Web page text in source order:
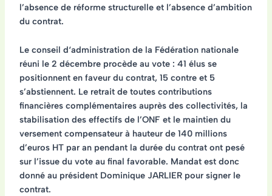
l’absence de réforme structurelle et l’absence d’ambition
du contrat.
Le conseil d‘administration de la Fédération nationale
réuni le 2 décembreprocède au vote : 41 élus se
positionnent en faveur du contrat, 15 contre et 5
s’abstiennent. Le retrait de toutes contributions
financières complémentaires auprès des collectivités, la
stabilisation des effectifs de l’ONF et le maintien du
versement compensateur à hauteur de 140 millions
d’euros HT par an pendant la durée du contrat ont pesé
sur l’issue du vote au final favorable. Mandat est donc
donné au président Dominique JARLIER pour signer le
contrat.